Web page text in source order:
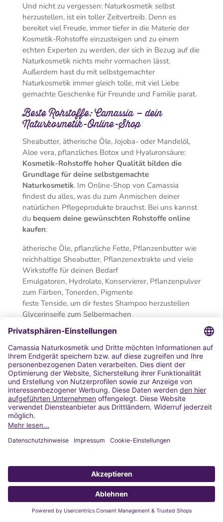
Und nicht zu vergessen: Naturkosmetik selbst
herzustellen, ist ein toller Zeitvertreib. Denn es
bereitet viel Freude, immer tiefer in die Materie der
Kosmetik-Rohstoffe einzusteigen und zu einem
echten Experten zu werden, der sich in Bezug auf die
Naturkosmetik nichts mehr vormachen lässt.
Außerdem hast du mit selbstgemachter
Naturkosmetik immer gleich tolle, mit viel Liebe
gemachte Geschenke für Freunde und Familie parat.
Beste Rohstoffe: Camassia – dein
Naturkosmetik-Online-Shop
Sheabutter, ätherische Öle, Jojoba- oder Mandelöl,
Aloe vera, pflanzliches Botox und Hyaluronsäure:
Kosmetik-Rohstoffe hoher Qualität bilden die
Grundlage für deine selbstgemachte
Naturkosmetik. Im Online-Shop von Camassia
findest du alles, was du zum Anmischen deiner
natürlichen Pflegeprodukte brauchst. Bei uns kannst
du bequem deine gewünschten Rohstoffe online
kaufen:
ätherische Öle, pflanzliche Fette, Pflanzenbutter wie
reichhaltige Sheabutter, Pflanzenextrakte und viele
Wirkstoffe für deinen Bedarf
Emulgatoren, Hydrolate, Konservierer, Pflanzenpulver
zum Färben, Tonerden, Pigmente
feste Tenside, um dir festes Shampoo herzustellen
Glycerinseife zum Selbermachen
Deine Vorteile im Naturkosmetik-Online-Shop von
Camassia:
beste Qualitätfür deine Pflege dank hochwertiger
Rohstoffe natürlichen Ursprungs
Bio mit Zertifizierung:zweifach zertifizierte Bio-
Produkte nach COSMOS- und BioVidaSana-
Standard
nachhaltig auch in der Verpackung:
statt Kunststoff
viele Informationenrund um selbstgemachte
und auch alsVideo
Nachmachen
Du hast Fragen zu unseren Produkten oder zu einem